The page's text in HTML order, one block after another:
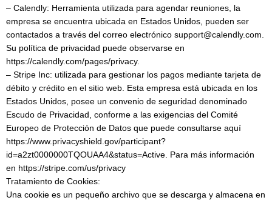
– Calendly: Herramienta utilizada para agendar reuniones, la
empresa se encuentra ubicada en Estados Unidos, pueden ser
contactados a través del correo electrónico support@calendly.com.
Su política de privacidad puede observarse en
https://calendly.com/pages/privacy.
– Stripe Inc: utilizada para gestionar los pagos mediante tarjeta de
débito y crédito en el sitio web. Esta empresa está ubicada en los
Estados Unidos, posee un convenio de seguridad denominado
Escudo de Privacidad, conforme a las exigencias del Comité
Europeo de Protección de Datos que puede consultarse aquí
https://www.privacyshield.gov/participant?
id=a2zt0000000TQOUAA4&status=Active. Para más información
en https://stripe.com/us/privacy
Tratamiento de Cookies:
Una cookie es un pequeño archivo que se descarga y almacena en